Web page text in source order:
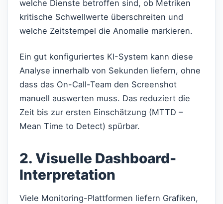
welche Dienste betroffen sind, ob Metriken
kritische Schwellwerte überschreiten und
welche Zeitstempel die Anomalie markieren.
Ein gut konfiguriertes KI-System kann diese
Analyse innerhalb von Sekunden liefern, ohne
dass das On-Call-Team den Screenshot
manuell auswerten muss. Das reduziert die
Zeit bis zur ersten Einschätzung (MTTD –
Mean Time to Detect) spürbar.
2. Visuelle Dashboard-
Interpretation
Viele Monitoring-Plattformen liefern Grafiken,